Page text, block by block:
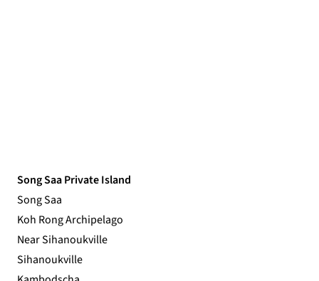
Song Saa Private Island
Song Saa
Koh Rong Archipelago
Near Sihanoukville
Sihanoukville